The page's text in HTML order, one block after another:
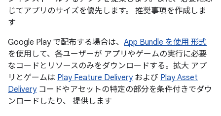
じてアプリのサイズを優先します。 推奨事項を作成しま
す
Google Play で配布する場合は、 App Bundle を使用 形式
を使用して、各ユーザーが アプリやゲームの実行に必要
なコードとリソースのみをダウンロードする。拡大 アプ
リとゲームは Play Feature Deliveryおよび Play Asset
Deliveryコードやアセットの特定の部分を条件付きでダウ
ンロードしたり、 提供します